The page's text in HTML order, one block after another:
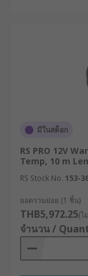
มีในสต็อก
RS PRO 12V
Temp, 10 m
RS Stock No. 153-
ยอดรวมย่อย (1 ชิ้น)
THB5,972.25(ไ
จำนวน /